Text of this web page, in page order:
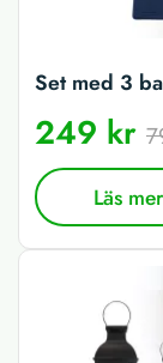
Set med 3
249 kr
Läs mer